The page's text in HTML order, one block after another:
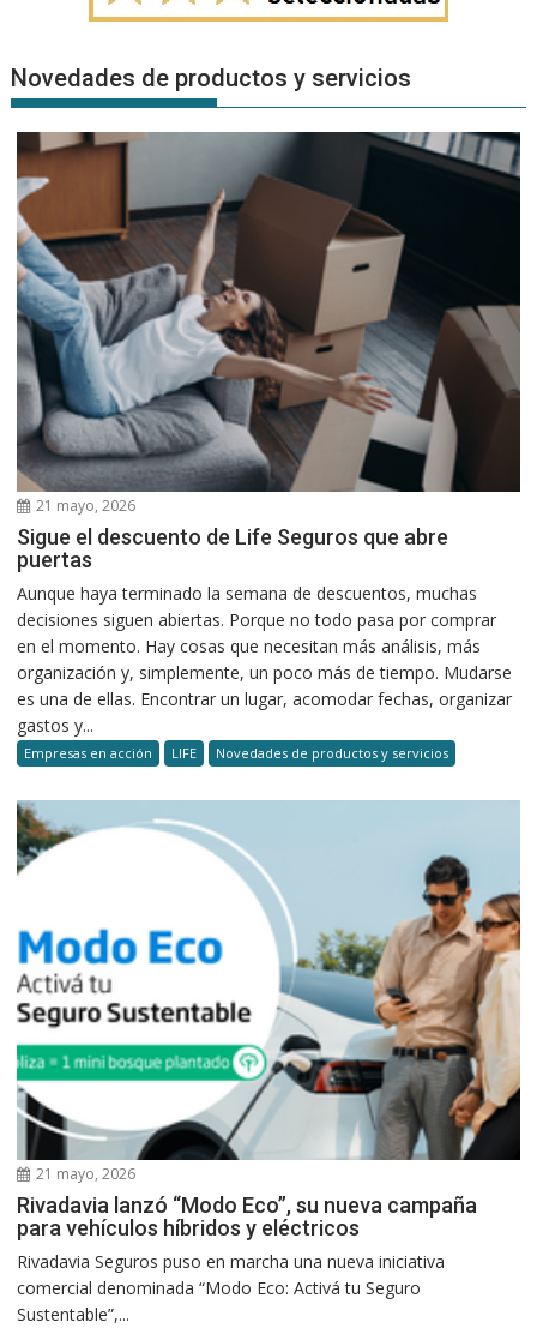
Novedades de productos y servicios
21 mayo, 2026
Sigue el descuento de Life Seguros que abre
puertas
Aunque haya terminado la semana de descuentos, muchas
decisiones siguen abiertas. Porque no todo pasa por comprar
en el momento. Hay cosas que necesitan más análisis, más
organización y, simplemente, un poco más de tiempo. Mudarse
es una de ellas. Encontrar un lugar, acomodar fechas, organizar
gastos y...
Empresas en acción LIFE Novedades de productos y servicios
21 mayo, 2026
Rivadavia lanzó “Modo Eco”, su nueva campaña
para vehículos híbridos y eléctricos
Rivadavia Seguros puso en marcha una nueva iniciativa
comercial denominada “Modo Eco: Activá tu Seguro
Sustentable”,...